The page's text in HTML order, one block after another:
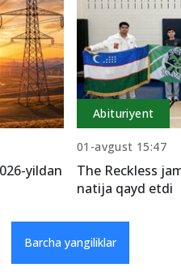
yildan
Abituriyent
01-avgust 15:47
The Reckless
natija qayd etdi
Barcha yangiliklar